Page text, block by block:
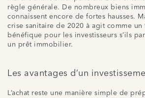
règle générale. De nombreux biens
connaissent encore de fortes hausses.
crise sanitaire de 2020 à agit comme
bénéfique pour les investisseurs s’ils
un prêt immobilier.
Les avantages d’un
L’achat reste une manière simple de